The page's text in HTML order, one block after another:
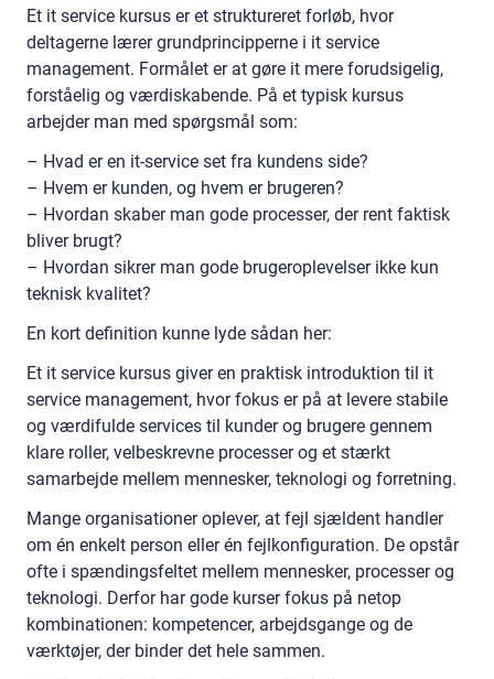
Et it service kursus er et struktureret forløb, hvor
deltagerne lærer grundprincipperne i it service
management. Formålet er at gøre it mere forudsigelig,
forståelig og værdiskabende. På et typisk kursus
arbejder man med spørgsmål som:
– Hvad er en it-service set fra kundens side?
– Hvem er kunden, og hvem er brugeren?
– Hvordan skaber man gode processer, der rent faktisk
bliver brugt?
– Hvordan sikrer man gode brugeroplevelser ikke kun
teknisk kvalitet?
En kort definition kunne lyde sådan her:
Et it service kursus giver en praktisk introduktion til it
service management, hvor fokus er på at levere stabile
og værdifulde services til kunder og brugere gennem
klare roller, velbeskrevne processer og et stærkt
samarbejde mellem mennesker, teknologi og forretning.
Mange organisationer oplever, at fejl sjældent handler
om én enkelt person eller én fejlkonfiguration. De opstår
ofte i spændingsfeltet mellem mennesker, processer og
teknologi. Derfor har gode kurser fokus på netop
kombinationen: kompetencer, arbejdsgange og de
værktøjer, der binder det hele sammen.